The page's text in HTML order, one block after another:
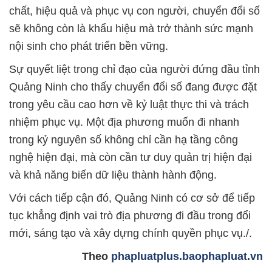
chất, hiệu quả và phục vụ con người, chuyển đổi số
sẽ không còn là khẩu hiệu mà trở thành sức mạnh
nội sinh cho phát triển bền vững.
Sự quyết liệt trong chỉ đạo của người đứng đầu tỉnh
Quảng Ninh cho thấy chuyển đổi số đang được đặt
trong yêu cầu cao hơn về kỷ luật thực thi và trách
nhiệm phục vụ. Một địa phương muốn đi nhanh
trong kỷ nguyên số không chỉ cần hạ tầng công
nghệ hiện đại, mà còn cần tư duy quản trị hiện đại
và khả năng biến dữ liệu thành hành động.
Với cách tiếp cận đó, Quảng Ninh có cơ sở để tiếp
tục khẳng định vai trò địa phương đi đầu trong đổi
mới, sáng tạo và xây dựng chính quyền phục vụ./.
Theo phapluatplus.baophapluat.vn